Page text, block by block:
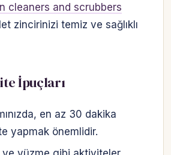
cleaners and scrubbers
zincirinizi temiz ve sağlıklı
İpuçları
en az 30 dakika
yapmak önemlidir.